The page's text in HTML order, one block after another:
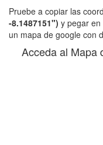
Pruebe a copiar las
-8.1487151") y pegar
un mapa de google con
Acceda al Mapa